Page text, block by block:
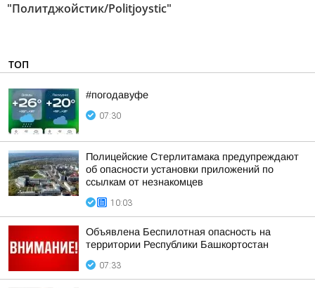
"Политджойстик/Politjoystic"
ТОП
#погодавуфе
07:30
Полицейские Стерлитамака предупреждают
об опасности установки приложений по
ссылкам от незнакомцев
10:03
Объявлена Беспилотная опасность на
территории Республики Башкортостан
07:33